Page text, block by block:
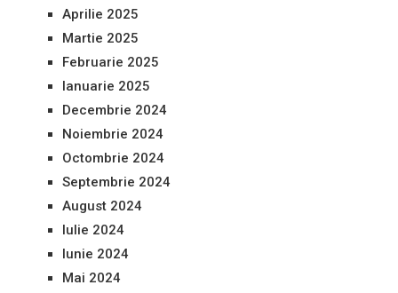
Aprilie 2025
Martie 2025
Februarie 2025
Ianuarie 2025
Decembrie 2024
Noiembrie 2024
Octombrie 2024
Septembrie 2024
August 2024
Iulie 2024
Iunie 2024
Mai 2024